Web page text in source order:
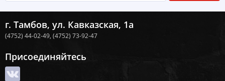
г. Тамбов, ул. Кавказская, 1а
(4752) 44-02-49, (4752) 73-92-47
Присоединяйтесь